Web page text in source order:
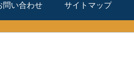
問い合わせ サイトマップ